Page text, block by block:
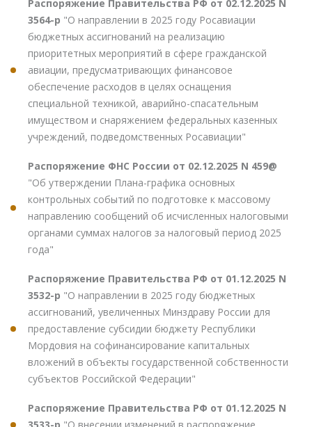
Распоряжение Правительства РФ от 02.12.2025 N
3564-р "О направлении в 2025 году Росавиации
бюджетных ассигнований на реализацию
приоритетных мероприятий в сфере гражданской
авиации, предусматривающих финансовое
обеспечение расходов в целях оснащения
специальной техникой, аварийно-спасательным
имуществом и снаряжением федеральных казенных
учреждений, подведомственных Росавиации"
Распоряжение ФНС России от 02.12.2025 N 459@
"Об утверждении Плана-графика основных
контрольных событий по подготовке к массовому
направлению сообщений об исчисленных налоговыми
органами суммах налогов за налоговый период 2025
года"
Распоряжение Правительства РФ от 01.12.2025 N
3532-р "О направлении в 2025 году бюджетных
ассигнований, увеличенных Минздраву России для
предоставление субсидии бюджету Республики
Мордовия на софинансирование капитальных
вложений в объекты государственной собственности
субъектов Российской Федерации"
Распоряжение Правительства РФ от 01.12.2025 N